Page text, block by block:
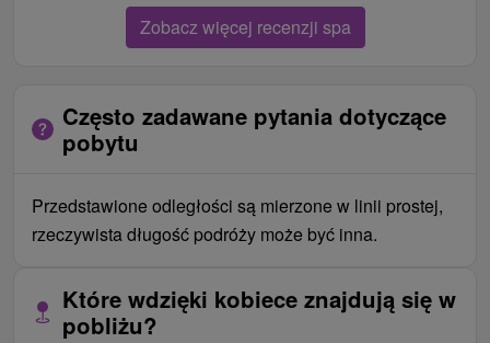
Zobacz więcej recenzji spa
Często zadawane pytania dotyczące
pobytu
Przedstawione odległości są mierzone w linii prostej,
rzeczywista długość podróży może być inna.
Które wdzięki kobiece znajdują się w
pobliżu?